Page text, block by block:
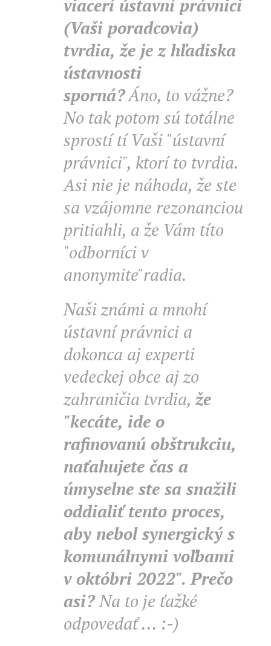
viacerí ústavní právnici
(Vaši poradcovia)
tvrdia, že je z hľadiska
ústavnosti
sporná?Áno, to vážne?
No tak potom sú totálne
sprostí tí Vaši "ústavní
právnici", ktorí to tvrdia.
Asi nie je náhoda, že ste
sa vzájomne rezonanciou
pritiahli, a že Vám títo
"odborníci v
anonymite"radia.
Naši známi a mnohí
ústavní právnici a
dokonca aj experti
vedeckej obce aj zo
zahraničia tvrdia,že
"kecáte, ide o
rafinovanú obštrukciu,
naťahujete čas a
úmyselne ste sa snažili
oddialiť tento proces,
aby nebol synergický s
komunálnymi voľbami
v októbri 2022". Prečo
asi?Na to je ťažké
odpovedať ... :-)